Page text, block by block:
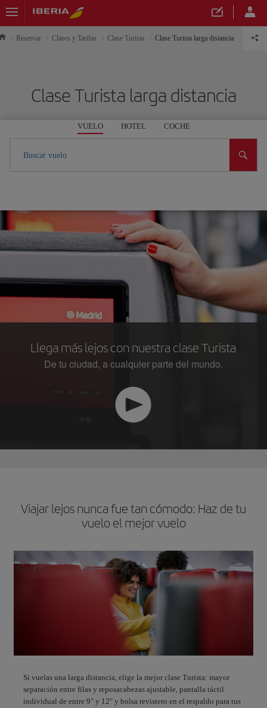
Reservar Clases y Tarifas Clase Turista Clase Turista larga distancia
Clase Turista larga distancia
VUELO HOTEL COCHE
Buscar vuelo
Llega más lejos con nuestra clase Turista
De tu ciudad, a cualquier parte del mundo.
Viajar lejos nunca fue tan cómodo: Haz de tu
vuelo el mejor vuelo
Si vuelas una larga distancia, elige la mejor clase Turista: mayor
separación entre filas y reposacabezas ajustable, pantalla táctil
individual de entre 9" y 12" y bolsa revistero en el respaldo para tus